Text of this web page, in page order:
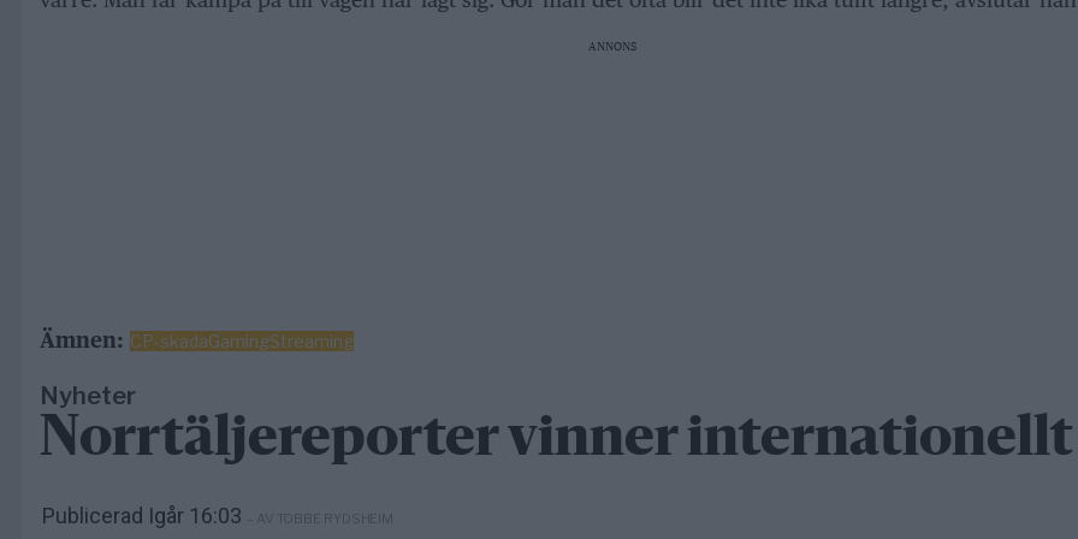
ANNONS
Ämnen: CP-skadaGamingStreaming
Nyheter
Norrtäljereporter vinner internationellt
Publicerad Igår 16:03 – AV TOBBE RYDSHEIM